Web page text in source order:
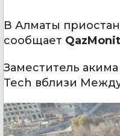
В Алматы
сообщает
Заместитель
Tech вблизи